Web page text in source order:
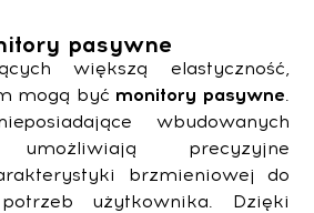
pasywne
większą elastyczność,
mogą być monitory pasywne.
wbudowanych
umożliwiają precyzyjne
brzmieniowej do
użytkownika. Dzięki